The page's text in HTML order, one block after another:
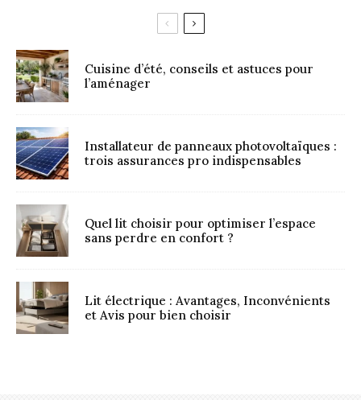
Cuisine d’été, conseils et astuces pour
l’aménager
Installateur de panneaux photovoltaïques :
trois assurances pro indispensables
Quel lit choisir pour optimiser l’espace
sans perdre en confort ?
Lit électrique : Avantages, Inconvénients
et Avis pour bien choisir